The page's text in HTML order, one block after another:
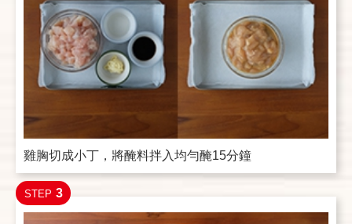
雞胸切成小丁，將醃料拌入均勻醃15分鐘
STEP 3